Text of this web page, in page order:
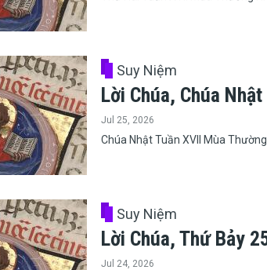
Suy Niệm
Lời Chúa, Chúa
Jul 25, 2026
Chúa Nhật Tuần XVII Mùa
Suy Niệm
Lời Chúa, Thứ Bảy
Jul 24, 2026